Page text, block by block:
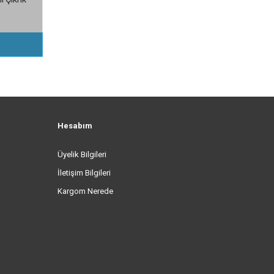
Hesabım
Üyelik Bilgileri
İletişim Bilgileri
Kargom Nerede